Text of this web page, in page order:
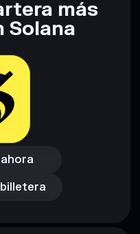
más
Solana